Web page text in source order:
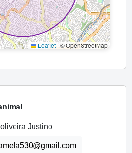
Leaflet| © OpenStreetMap
Justino